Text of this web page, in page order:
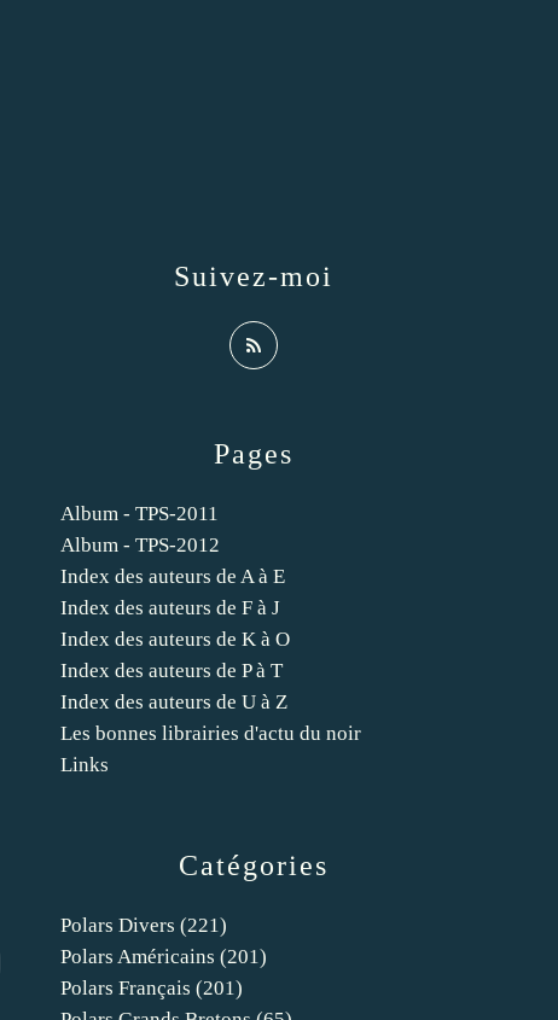
Catégories
Polars Divers (221)
Polars Américains (201)
Polars Français (201)
Pages
Album - TPS-2011
Album - TPS-2012
Index des auteurs de A à E
Index des auteurs de F à J
Index des auteurs de K à O
Index des auteurs de P à T
Index des auteurs de U à Z
Les bonnes librairies d'actu du noir
Links
Suivez-moi